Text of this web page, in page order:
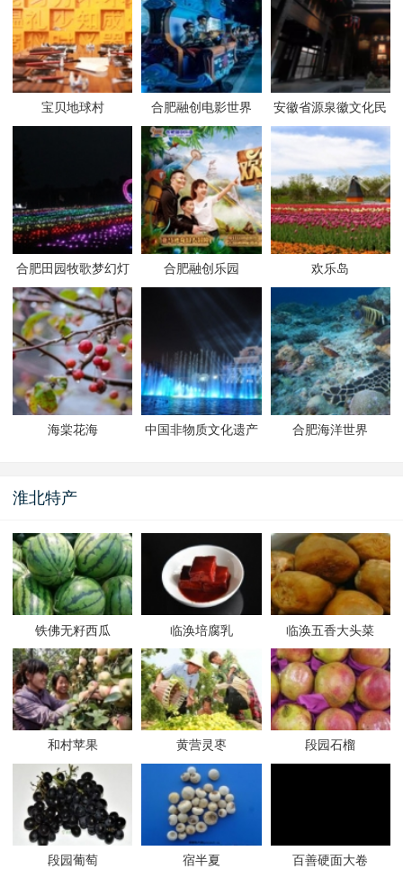
宝贝地球村 合肥融创电影世界
安徽省源泉徽文化民
俗博物馆
合肥田园牧歌梦幻灯
光节
合肥融创乐园 欢乐岛
海棠花海
中国非物质文化遗产
合肥海洋世界
淮北特产
铁佛无籽西瓜 临涣培腐乳 临涣五香大头菜
和村苹果 黄营灵枣 段园石榴
段园葡萄 宿半夏 百善硬面大卷